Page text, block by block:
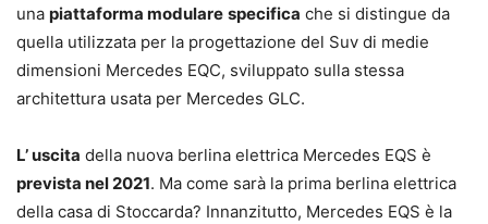
una piattaforma modulare specifica che si distingue da
quella utilizzata per la progettazione del Suv di medie
dimensioni Mercedes EQC, sviluppato sulla stessa
architettura usata per Mercedes GLC.
L’ uscita della nuova berlina elettrica Mercedes EQS è
prevista nel 2021. Ma come sarà la prima berlina elettrica
della casa di Stoccarda? Innanzitutto, Mercedes EQS è la